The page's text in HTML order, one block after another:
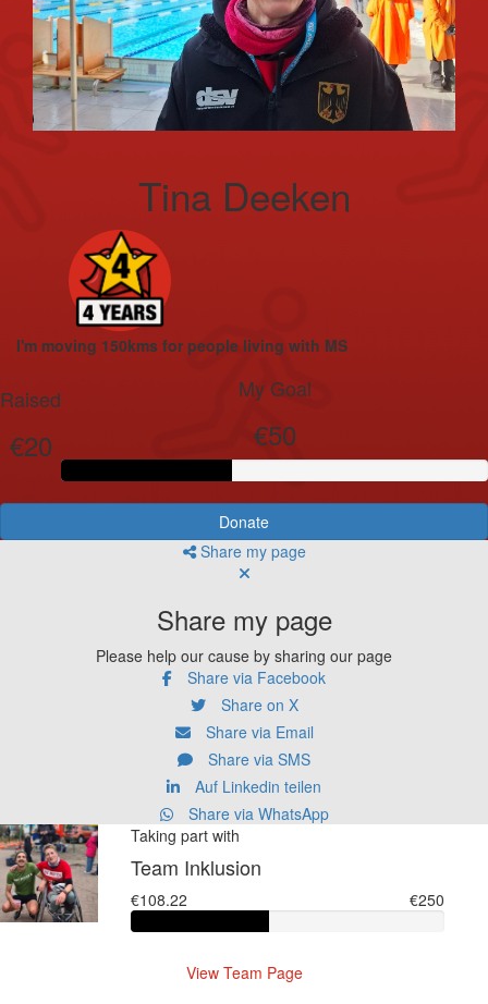
Tina Deeken
I'm moving 150kms for people living with MS
Raised
€20
My Goal
€50
Donate
Share my page
Share my page
Please help our cause by sharing our page
Share via Facebook
Share on X
Share via Email
Share via SMS
Auf Linkedin teilen
Share via WhatsApp
Taking part with
Team Inklusion
€108.22 €250
View Team Page